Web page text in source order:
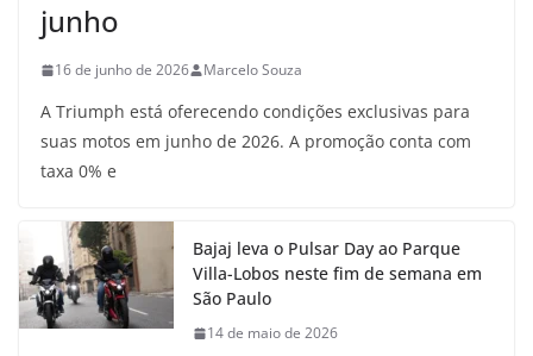
junho
16 de junho de 2026 Marcelo Souza
A Triumph está oferecendo condições exclusivas para
suas motos em junho de 2026. A promoção conta com
taxa 0% e
Bajaj leva o Pulsar Day ao Parque
Villa-Lobos neste fim de semana em
São Paulo
14 de maio de 2026